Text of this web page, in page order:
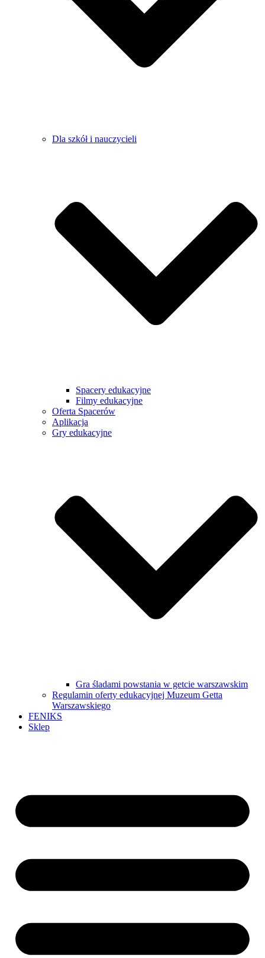
Dla szkół i nauczycieli
Spacery edukacyjne
Filmy edukacyjne
Oferta Spacerów
Aplikacja
Gry edukacyjne
Gra śladami powstania w getcie warszawskim
Regulamin oferty edukacyjnej Muzeum Getta
Warszawskiego
FENIKS
Sklep